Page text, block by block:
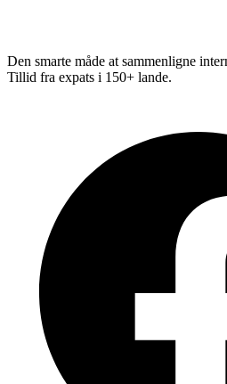
Den smarte måde at sammenligne
Tillid fra expats i 150+ lande.